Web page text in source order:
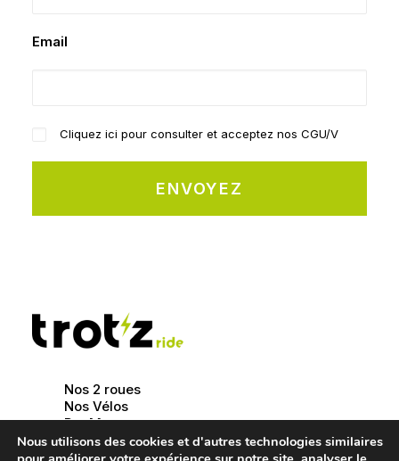
Email
Cliquez ici pour consulter et acceptez nos CGU/V
Nos 2 roues
Nos Vélos
Par Marques
Nos Pièces & Accessoires
Equipements
Nous utilisons des cookies et d'autres technologies similaires